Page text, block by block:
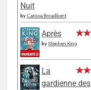
Nuit
byCarissa Broadbent
Après
byStephen King
La
gardienne des